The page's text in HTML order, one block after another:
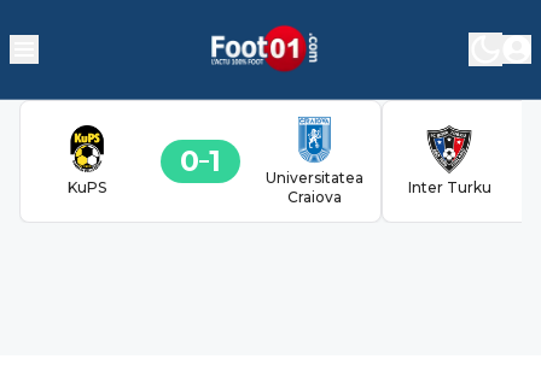
KuPS
0 1
Universitatea
Craiova
Inter Turku